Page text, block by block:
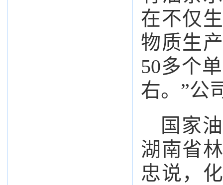
在不仅
物质生
50多个
右。”公
国家
湖南省
忠说，